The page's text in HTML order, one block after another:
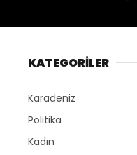
KATEGORİLER
Karadeniz
Politika
Kadın